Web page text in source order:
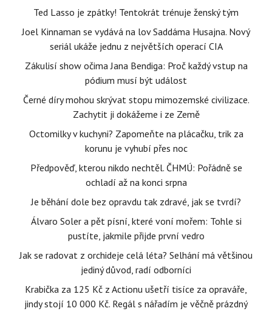
Ted Lasso je zpátky! Tentokrát trénuje ženský tým
Joel Kinnaman se vydává na lov Saddáma Husajna. Nový
seriál ukáže jednu z největších operací CIA
Zákulisí show očima Jana Bendiga: Proč každý vstup na
pódium musí být událost
Černé díry mohou skrývat stopu mimozemské civilizace.
Zachytit ji dokážeme i ze Země
Octomilky v kuchyni? Zapomeňte na plácačku, trik za
korunu je vyhubí přes noc
Předpověď, kterou nikdo nechtěl. ČHMÚ: Pořádně se
ochladí až na konci srpna
Je běhání dole bez opravdu tak zdravé, jak se tvrdí?
Álvaro Soler a pět písní, které voní mořem: Tohle si
pustíte, jakmile přijde první vedro
Jak se radovat z orchideje celá léta? Selhání má většinou
jediný důvod, radí odborníci
Krabička za 125 Kč z Actionu ušetří tisíce za opraváře,
jindy stojí 10 000 Kč. Regál s nářadím je věčně prázdný